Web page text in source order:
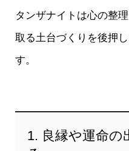
タンザナイトは心の整
取る土台づくりを後押
す。
1. 良縁や運命の